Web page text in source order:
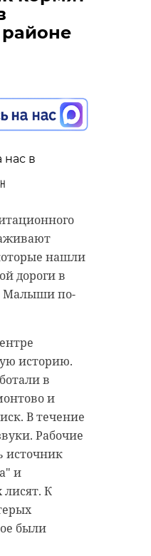
нас в
нашли
дороги в
Малыши по-
историю.
в
и
В течение
Рабочие
источник
и
К
были
в
стали
МЧС
и Северо-
округов.
СЗФО
округа,
стала
СЗФО со
на
в
группу
на
Думской и
канал
региону в
видео
им
и
Нападали в